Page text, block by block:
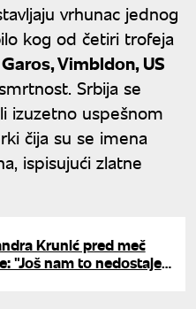
vrhunac jednog
kog od četiri trofeja
Vimbldon, US
Srbija se
izuzetno uspešnom
čija su se imena
ispisujući zlatne
Krunić pred meč
"Još nam to nedostaje